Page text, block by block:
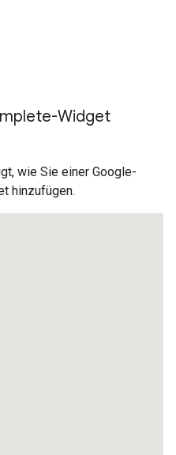
Widget
wie Sie einer Google-
hinzufügen.